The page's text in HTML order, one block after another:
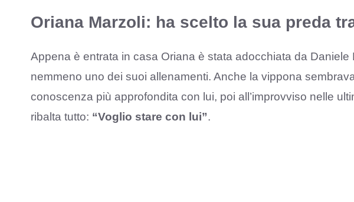
Oriana Marzoli: ha scelto la sua preda
Appena è entrata in casa Oriana è stata adocchiata da
nemmeno uno dei suoi allenamenti. Anche la vippona
conoscenza più approfondita con lui, poi all’improvviso nelle
ribalta tutto: “Voglio stare con lui”.